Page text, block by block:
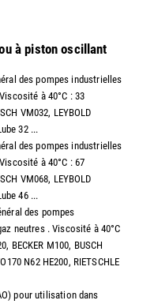
à piston oscillant
des pompes industrielles
à 40°C : 33
VM032, LEYBOLD
32 ...
des pompes industrielles
à 40°C : 67
VM068, LEYBOLD
46 ...
des pompes
neutres . Viscosité à 40°C
BECKER M100, BUSCH
N62 HE200, RIETSCHLE
pour utilisation dans